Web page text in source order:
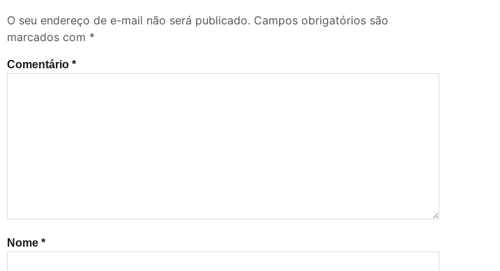
O seu endereço de e-mail não será publicado. Campos obrigatórios são
marcados com *
Comentário *
Nome *